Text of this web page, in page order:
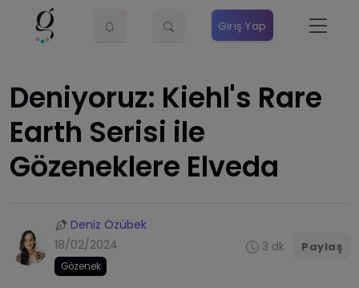
Giriş Yap
Deniyoruz: Kiehl's Rare
Earth Serisi ile
Gözeneklere Elveda
Deniz Özübek
18/02/2024
Gözenek
3 dk Paylaş